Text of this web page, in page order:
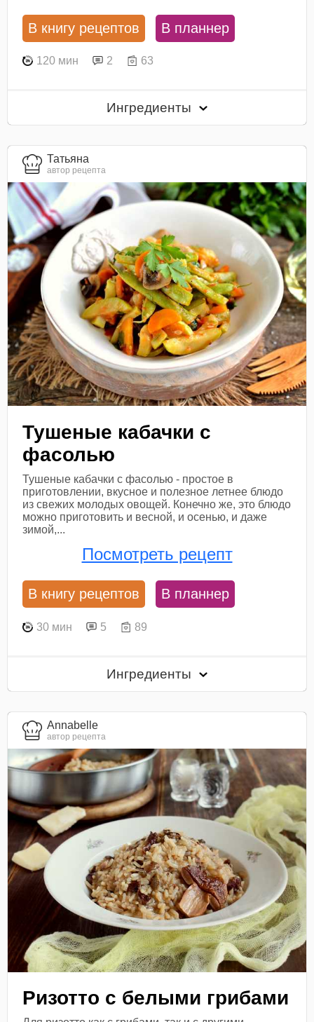
В книгу рецептов В планнер
120 мин 2 63
Ингредиенты
Татьяна
автор рецепта
Тушеные кабачки с
фасолью
Тушеные кабачки с фасолью - простое в
приготовлении, вкусное и полезное летнее блюдо
из свежих молодых овощей. Конечно же, это блюдо
можно приготовить и весной, и осенью, и даже
зимой,...
Посмотреть рецепт
В книгу рецептов В планнер
30 мин 5 89
Ингредиенты
Annabelle
автор рецепта
Ризотто с белыми грибами